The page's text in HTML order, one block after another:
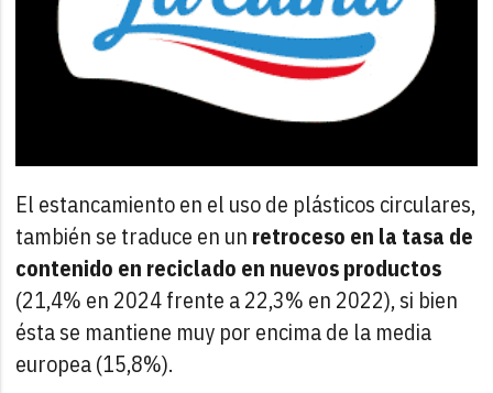
El estancamiento en el uso de plásticos circulares,
también se traduce en un retroceso en la tasa de
contenido en reciclado en nuevos productos
(21,4% en 2024 frente a 22,3% en 2022), si bien
ésta se mantiene muy por encima de la media
europea (15,8%).